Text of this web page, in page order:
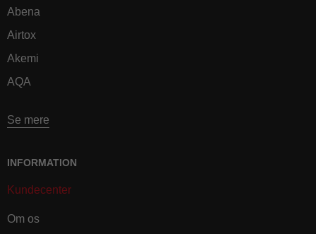
Abena
Airtox
Akemi
AQA
Se mere
INFORMATION
Kundecenter
Om os